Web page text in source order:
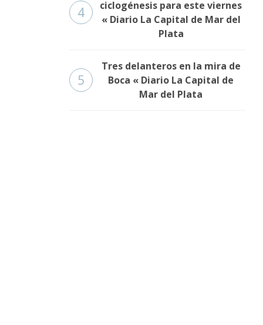
4
ciclogénesis para este viernes
« Diario La Capital de Mar del
Plata
5
Tres delanteros en la mira de
Boca « Diario La Capital de
Mar del Plata